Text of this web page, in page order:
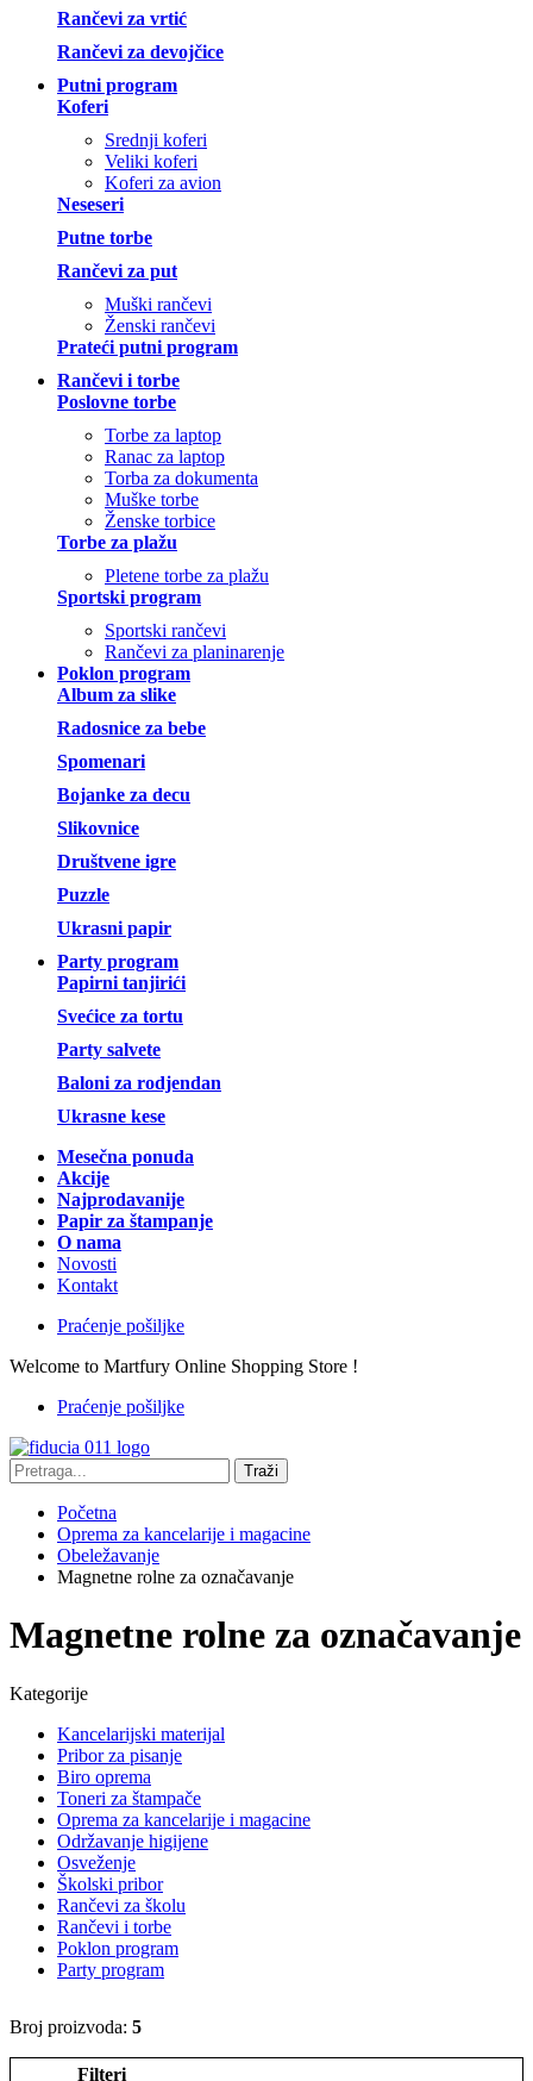
Rančevi za vrtić
Rančevi za devojčice
Putni program
Koferi
Srednji koferi
Veliki koferi
Koferi za avion
Neseseri
Putne torbe
Rančevi za put
Muški rančevi
Ženski rančevi
Prateći putni program
Rančevi i torbe
Poslovne torbe
Torbe za laptop
Ranac za laptop
Torba za dokumenta
Muške torbe
Ženske torbice
Torbe za plažu
Pletene torbe za plažu
Sportski program
Sportski rančevi
Rančevi za planinarenje
Poklon program
Album za slike
Radosnice za bebe
Spomenari
Bojanke za decu
Slikovnice
Društvene igre
Puzzle
Ukrasni papir
Party program
Papirni tanjirići
Svećice za tortu
Party salvete
Baloni za rodjendan
Ukrasne kese
Mesečna ponuda
Akcije
Najprodavanije
Papir za štampanje
O nama
Novosti
Kontakt
Praćenje pošiljke
Welcome to Martfury Online Shopping Store !
Praćenje pošiljke
Traži
Početna
Oprema za kancelarije i magacine
Obeležavanje
Magnetne rolne za označavanje
Magnetne rolne za označavanje
Kategorije
Kancelarijski materijal
Pribor za pisanje
Biro oprema
Toneri za štampače
Oprema za kancelarije i magacine
Održavanje higijene
Osveženje
Školski pribor
Rančevi za školu
Rančevi i torbe
Poklon program
Party program
Broj proizvoda: 5
Filteri